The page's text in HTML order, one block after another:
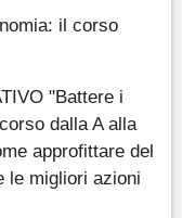
il corso
"Battere i
dalla A alla
approfittare del
le migliori azioni